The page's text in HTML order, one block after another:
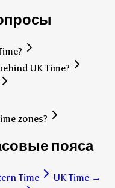
UK Time?
zones?
пояса
Time UK Time →